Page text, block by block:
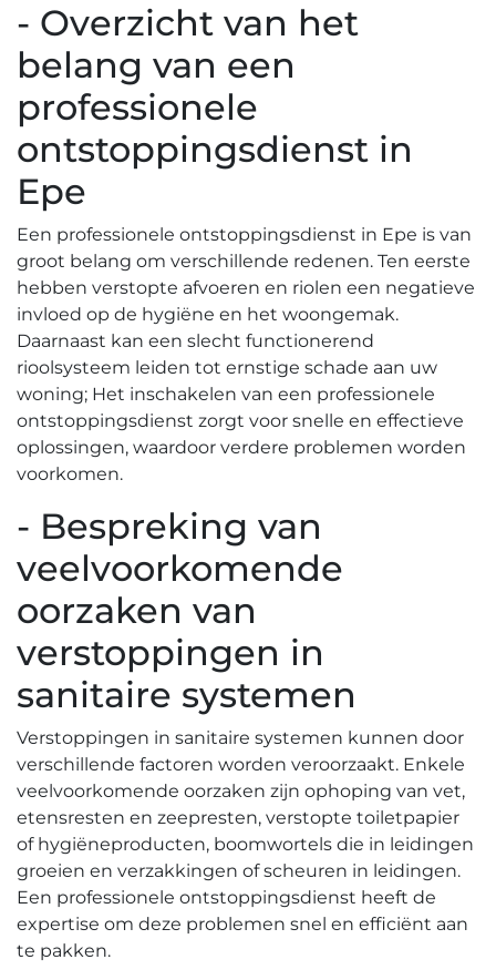
- Overzicht van het
belang van een
professionele
ontstoppingsdienst in
Epe
Een professionele ontstoppingsdienst in Epe is van
groot belang om verschillende redenen.​ Ten eerste
hebben verstopte afvoeren en riolen een negatieve
invloed op de hygiëne en het woongemak.​
Daarnaast kan een slecht functionerend
rioolsysteem leiden tot ernstige schade aan uw
woning; Het inschakelen van een professionele
ontstoppingsdienst zorgt voor snelle en effectieve
oplossingen, waardoor verdere problemen worden
voorkomen.
- Bespreking van
veelvoorkomende
oorzaken van
verstoppingen in
sanitaire systemen
Verstoppingen in sanitaire systemen kunnen door
verschillende factoren worden veroorzaakt.​ Enkele
veelvoorkomende oorzaken zijn ophoping van vet,
etensresten en zeepresten, verstopte toiletpapier
of hygiëneproducten, boomwortels die in leidingen
groeien en verzakkingen of scheuren in leidingen.​
Een professionele ontstoppingsdienst heeft de
expertise om deze problemen snel en efficiënt aan
te pakken.​